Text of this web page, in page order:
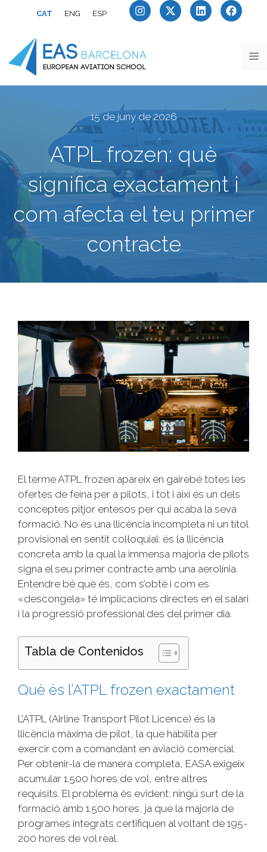
CAT ENG ESP
15 de juny de 2026
ATPL frozen: què
significa exactament i
com afecta el teu primer
contracte
El terme ATPL frozen apareix en gairebé totes les
ofertes de feina per a pilots, i tot i així és un dels
conceptes pitjor entesos per qui acaba la seva
formació. No és una llicència incompleta ni un títol
provisional en sentit col·loquial: és la llicència
concreta amb la qual la immensa majoria de pilots
signa el seu primer contracte amb una aerolínia.
Entendre bé què és, com s’obté i com es
«descongela» té implicacions directes en el salari
i la progressió professional des del primer dia.
Tabla de Contenidos
Què és l’ATPL frozen exactament
L’ATPL (Airline Transport Pilot Licence) és la
llicència màxima de pilot, la que habilita per
exercir com a comandant en aviació comercial.
Per obtenir-la de manera completa, EASA exigeix
acumular 1.500 hores de vol, entre altres
requisits. El problema és evident: ningú surt de la
formació amb 1.500 hores, ja que la majoria de
programes integrats certifiquen al voltant de 195-
200 hores de vol real.